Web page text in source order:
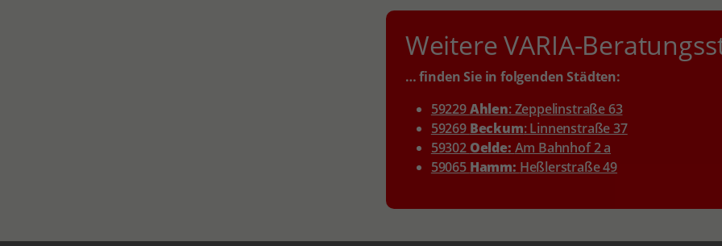
Weitere VARIA-
… finden Sie in folgenden Städten:
59229Ahlen: Zeppelinstraße 63
59269 Beckum: Linnenstraße 37
59302 Oelde: Am Bahnhof 2 a
59065 Hamm: Heßlerstraße 49